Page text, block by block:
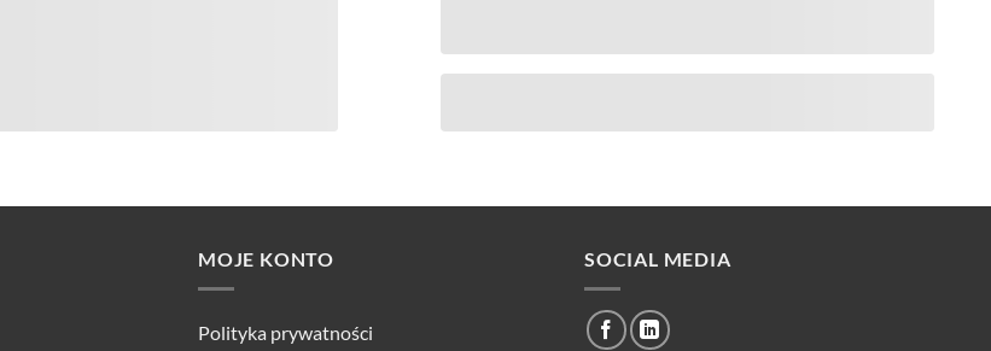
MOJE KONTO
Polityka prywatności
SOCIAL MEDIA